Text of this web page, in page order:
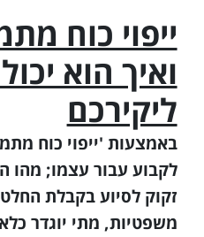
ייפוי כוח
ואיך הוא
ליקירכם
באמצעות 'ייפוי כוח
לקבוע עבור עצמו; מהו
זקוק לסיוע בקבלת
משפטיות, מתי יוגדר